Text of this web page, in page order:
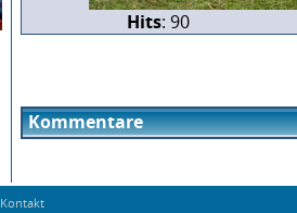
Hits: 90
Kommentare
Kontakt